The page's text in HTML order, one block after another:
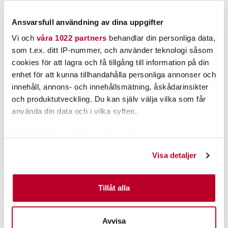
Ansvarsfull användning av dina uppgifter
Vi och våra 1022 partners behandlar din personliga data,
som t.ex. ditt IP-nummer, och använder teknologi såsom
cookies för att lagra och få tillgång till information på din
enhet för att kunna tillhandahålla personliga annonser och
innehåll, annons- och innehållsmätning, åskådarinsikter
och produktutveckling. Du kan själv välja vilka som får
använda din data och i vilka syften.
Identifiera din enhet genom att aktivt skanna den för
specifika kännetecken (fingeravtryck)
Ta reda på mer om hur dina personliga uppgifter
Du kan ändra eller dra tillbaka ditt samtycke när som
Visa detaljer
Tillåt alla
Avvisa